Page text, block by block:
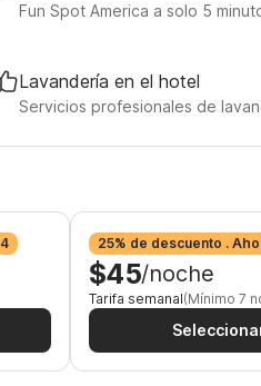
Fun Spot America a solo 5
Lavandería en el hotel
Servicios profesionales de
25% de descuento .
$45/noche
Tarifa semanal(Mínimo 7